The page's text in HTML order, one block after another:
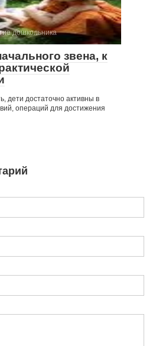
дошкольника
звена, к
дети достаточно активны в
операций для достижения